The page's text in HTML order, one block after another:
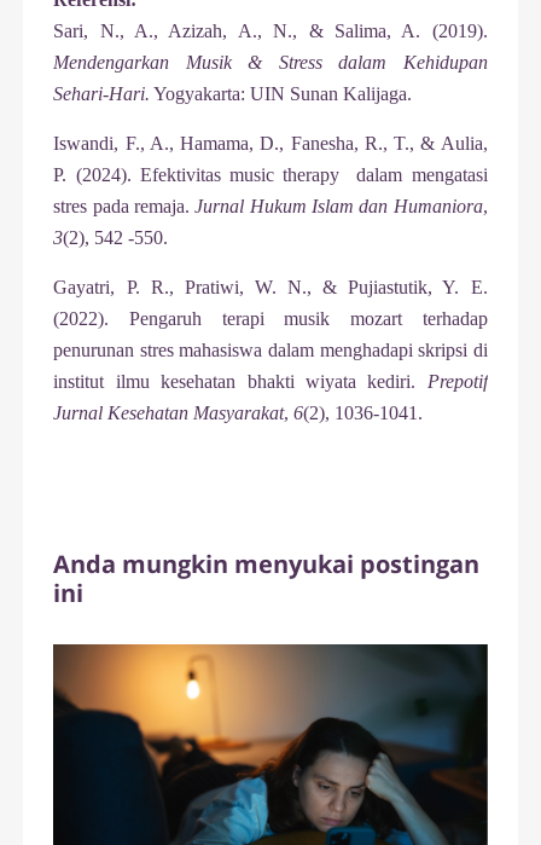
Sari, N., A., Azizah, A., N., & Salima, A. (2019).
Mendengarkan Musik & Stress dalam Kehidupan
Sehari-Hari. Yogyakarta: UIN Sunan Kalijaga.
Iswandi, F., A., Hamama, D., Fanesha, R., T., & Aulia,
P. (2024). Efektivitas music therapy dalam mengatasi
stres pada remaja.Jurnal Hukum Islam dan Humaniora,
3(2), 542 -550.
Gayatri, P. R., Pratiwi, W. N., & Pujiastutik, Y. E.
(2022). Pengaruh terapi musik mozart terhadap
penurunan stres mahasiswa dalam menghadapi skripsi di
institut ilmu kesehatan bhakti wiyata kediri. Prepotif
Jurnal Kesehatan Masyarakat,6(2), 1036-1041.
Anda mungkin menyukai postingan
ini